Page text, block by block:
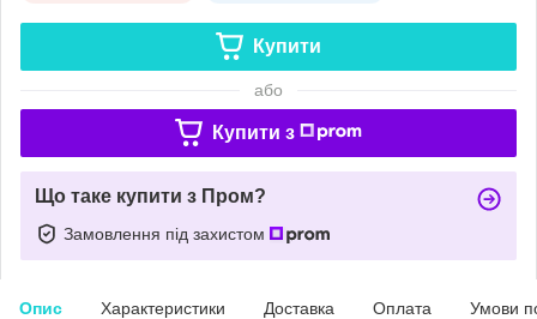
Купити
або
Купити з
Що таке купити з Пром?
Замовлення під захистом
Опис Характеристики Доставка Оплата Умови